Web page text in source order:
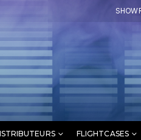
FLIGHTCASES